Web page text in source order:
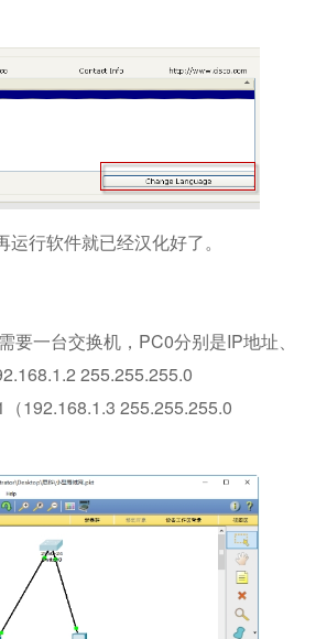
行软件就已经汉化好了。
要一台交换机，PC0分别是IP地址、
255.255.255.0
192.168.1.3 255.255.255.0